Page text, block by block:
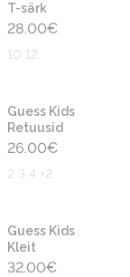
T-särk
28.00€
10 12
Guess Kids
Retuusid
26.00€
2 3 4 +2
Guess Kids
Kleit
32.00€